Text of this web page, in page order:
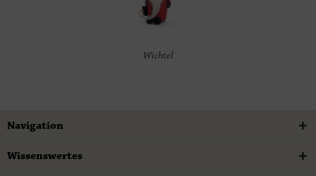
Wichtel
Navigation
Wissenswertes